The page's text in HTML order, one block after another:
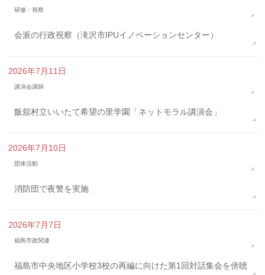
研修・視察
会派の行政視察（滝沢市IPUイノベーションセンター）
2026年7月11日
講演会講師
飯舘村立いいたて希望の里学園「ネットモラル講演会」
2026年7月10日
団体活動
消防団で夜警を実施
2026年7月7日
福島市政関連
福島市中央地区小学校3校の再編に向けた第1回対話集会を傍聴